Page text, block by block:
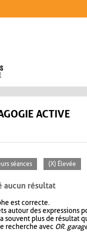
ACTIVE
séances (X) Élevée
aucun résultat
est correcte.
autour des expressions
souvent plus de résultat
recherche avec OR.